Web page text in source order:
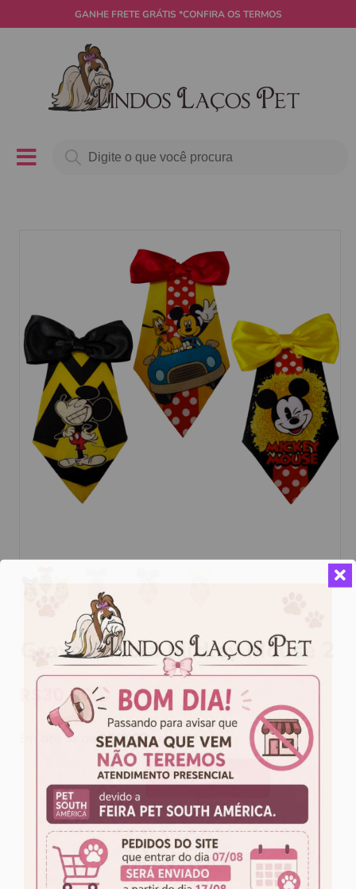
GANHE FRETE GRÁTIS *CONFIRA OS TERMOS
Gravata Gola Mickey Mouse 2
30,00
Em até 3x deR$10,00 sem juros
ADICIONAR
CALCULE O FRETE